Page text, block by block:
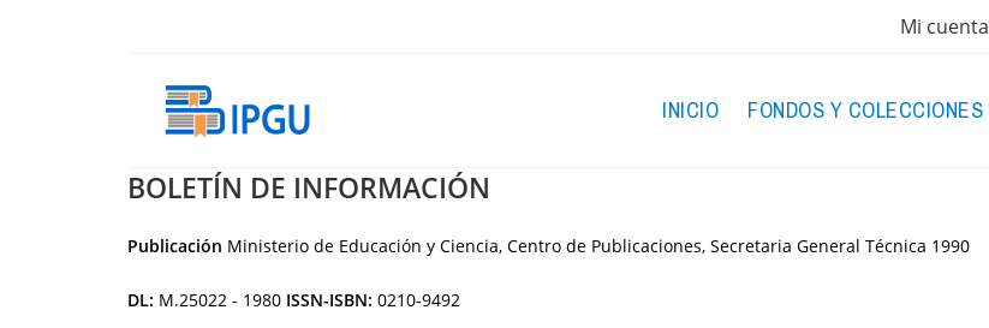
Mi cuenta
INICIO FONDOS Y COLECCIONES
BOLETÍN DE INFORMACIÓN
Publicación Ministerio de Educación y Ciencia, Centro de Publicaciones, Secretaria General Técnica 1990
DL: M.25022 - 1980 ISSN-ISBN: 0210-9492